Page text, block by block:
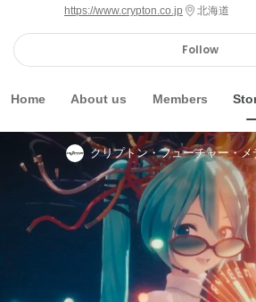
https://www.crypton.co.jp 北海道
Follow
Home About us Members
クリプトン・フューチャー・